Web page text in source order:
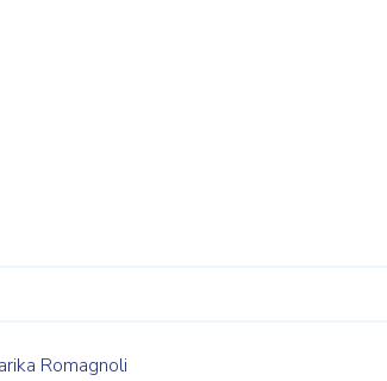
Romagnoli